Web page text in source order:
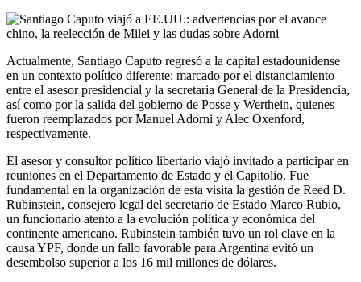
Actualmente, Santiago Caputo regresó a la capital estadounidense
en un contexto político diferente: marcado por el distanciamiento
entre el asesor presidencial y la secretaria General de la Presidencia,
así como por la salida del gobierno de Posse y Werthein, quienes
fueron reemplazados por Manuel Adorni y Alec Oxenford,
respectivamente.
El asesor y consultor político libertario viajó invitado a participar en
reuniones en el Departamento de Estado y el Capitolio. Fue
fundamental en la organización de esta visita la gestión de Reed D.
Rubinstein, consejero legal del secretario de Estado Marco Rubio,
un funcionario atento a la evolución política y económica del
continente americano. Rubinstein también tuvo un rol clave en la
causa YPF, donde un fallo favorable para Argentina evitó un
desembolso superior a los 16 mil millones de dólares.